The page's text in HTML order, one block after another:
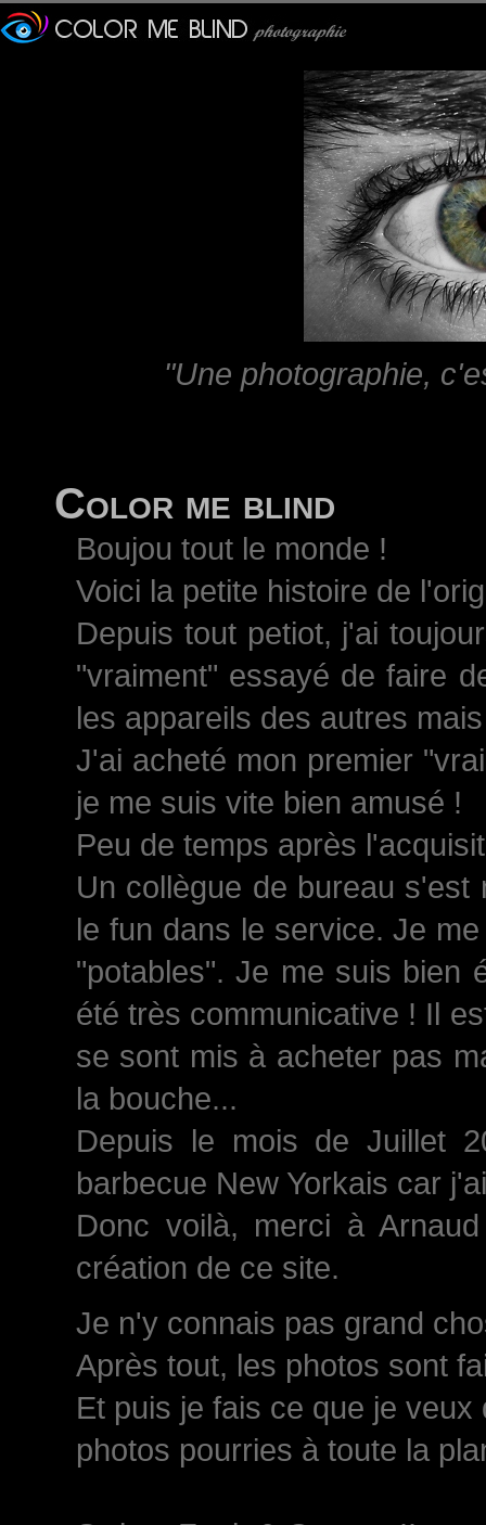
"Une photographie,
Color me blind
Boujou tout le monde !
Voici la petite histoire de
Depuis tout petiot, j'ai
"vraiment" essayé de faire
les appareils des autres
J'ai acheté mon premier
je me suis vite bien amusé !
Peu de temps après
Un collègue de bureau
le fun dans le service. Je
"potables". Je me suis bien
été très communicative ! Il
se sont mis à acheter pas
la bouche...
Depuis le mois de Juillet
barbecue New Yorkais car
Donc voilà, merci à
création de ce site.
Je n'y connais pas grand
Après tout, les photos sont
Et puis je fais ce que je
photos pourries à toute la